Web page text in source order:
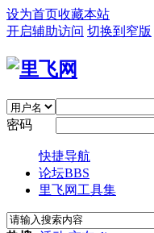
设为首页收藏本站
开启辅助访问 切换到窄版
密码
快捷导航
论坛BBS
里飞网工具集